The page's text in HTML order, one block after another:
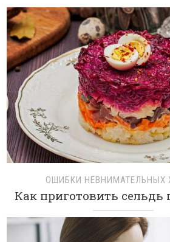
ОШИБКИ НЕВНИМАТЕЛЬНЫХ
Как приготовить